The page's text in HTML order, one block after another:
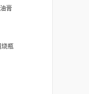
膏
烧瓶